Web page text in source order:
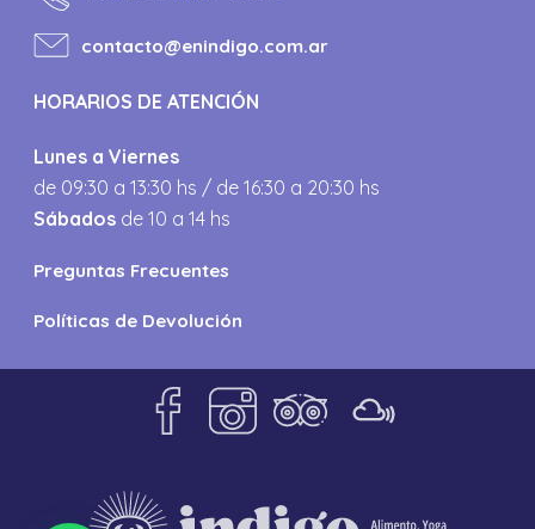
contacto@enindigo.com.ar
HORARIOS DE ATENCIÓN
Lunes a Viernes
de 09:30 a 13:30 hs / de 16:30 a 20:30 hs
Sábados de 10 a 14 hs
Preguntas Frecuentes
Políticas de Devolución